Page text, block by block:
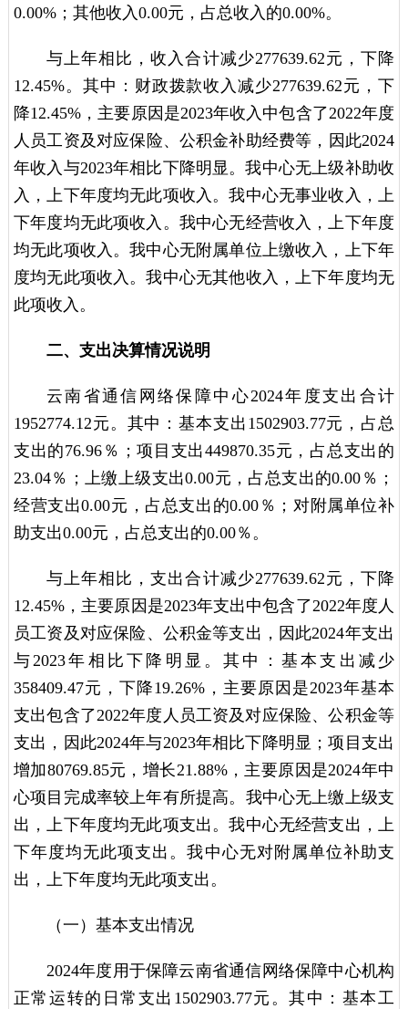
0.00%；其他收入0.00元，占总收入的0.00%。
与上年相比，收入合计减少277639.62元，下降
12.45%。其中：财政拨款收入减少277639.62元，下
降12.45%，主要原因是2023年收入中包含了2022年度
人员工资及对应保险、公积金补助经费等，因此2024
年收入与2023年相比下降明显。我中心无上级补助收
入，上下年度均无此项收入。我中心无事业收入，上
下年度均无此项收入。我中心无经营收入，上下年度
均无此项收入。我中心无附属单位上缴收入，上下年
度均无此项收入。我中心无其他收入，上下年度均无
此项收入。
二、支出决算情况说明
云南省通信网络保障中心2024年度支出合计
1952774.12元。其中：基本支出1502903.77元，占总
支出的76.96％；项目支出449870.35元，占总支出的
23.04％；上缴上级支出0.00元，占总支出的0.00％；
经营支出0.00元，占总支出的0.00％；对附属单位补
助支出0.00元，占总支出的0.00％。
与上年相比，支出合计减少277639.62元，下降
12.45%，主要原因是2023年支出中包含了2022年度人
员工资及对应保险、公积金等支出，因此2024年支出
与2023年相比下降明显。其中：基本支出减少
358409.47元，下降19.26%，主要原因是2023年基本
支出包含了2022年度人员工资及对应保险、公积金等
支出，因此2024年与2023年相比下降明显；项目支出
增加80769.85元，增长21.88%，主要原因是2024年中
心项目完成率较上年有所提高。我中心无上缴上级支
出，上下年度均无此项支出。我中心无经营支出，上
下年度均无此项支出。我中心无对附属单位补助支
出，上下年度均无此项支出。
（一）基本支出情况
2024年度用于保障云南省通信网络保障中心机构
正常运转的日常支出1502903.77元。其中：基本工